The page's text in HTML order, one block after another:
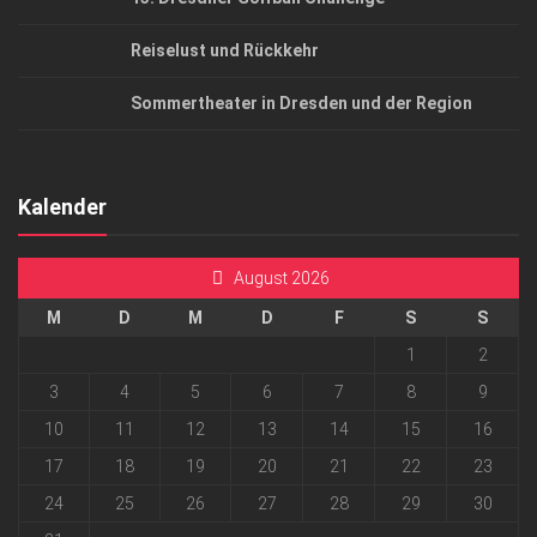
Reiselust und Rückkehr
Sommertheater in Dresden und der Region
Kalender
August 2026
M D M D F S
S
1
2
3
4 5 6 7 8
9
10
11 12 13 14 15
16
17
18 19 20 21 22
23
24
25 26 27 28 29
30